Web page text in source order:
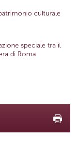
culturale
speciale tra il
di Roma